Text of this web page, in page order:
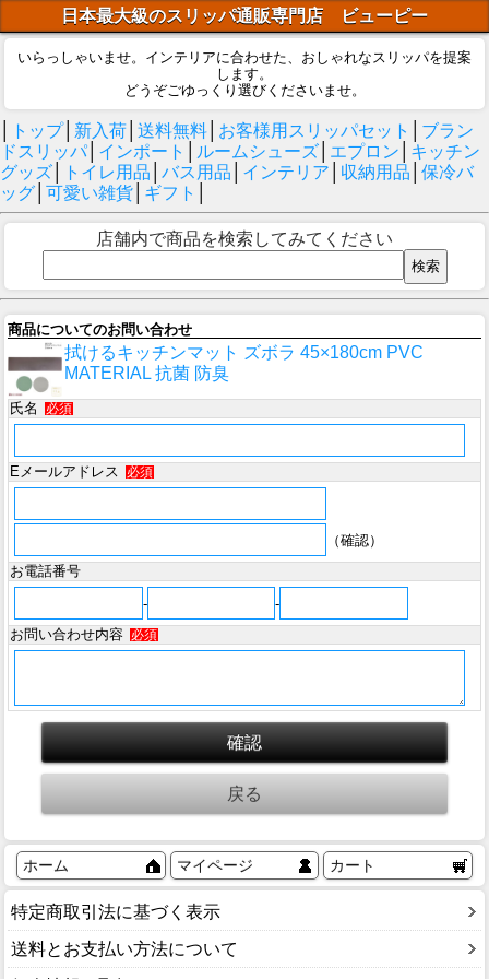
日本最大級のスリッパ通販専門店 ビューピー
いらっしゃいませ。インテリアに合わせた、おしゃれなスリッパを提案
します。
どうぞごゆっくり選びくださいませ。
トップ│ 新入荷 送料無料 お客様用スリッパセット
ブラン
ドスリッパ│ インポート ルームシューズ エプロン
キッチン
グッズ
トイレ用品 バス用品 インテリア 収納用品
保冷バ
ッグ 可愛い雑貨 ギフト
店舗内で商品を検索してみてください
商品についてのお問い合わせ
拭けるキッチンマット ズボラ 45×180cm PVC
MATERIAL 抗菌 防臭
氏名 必須
Eメールアドレス 必須
（確認）
お電話番号
-
-
お問い合わせ内容
必須
ホーム マイページ カート
特定商取引法に基づく表示
送料とお支払い方法について